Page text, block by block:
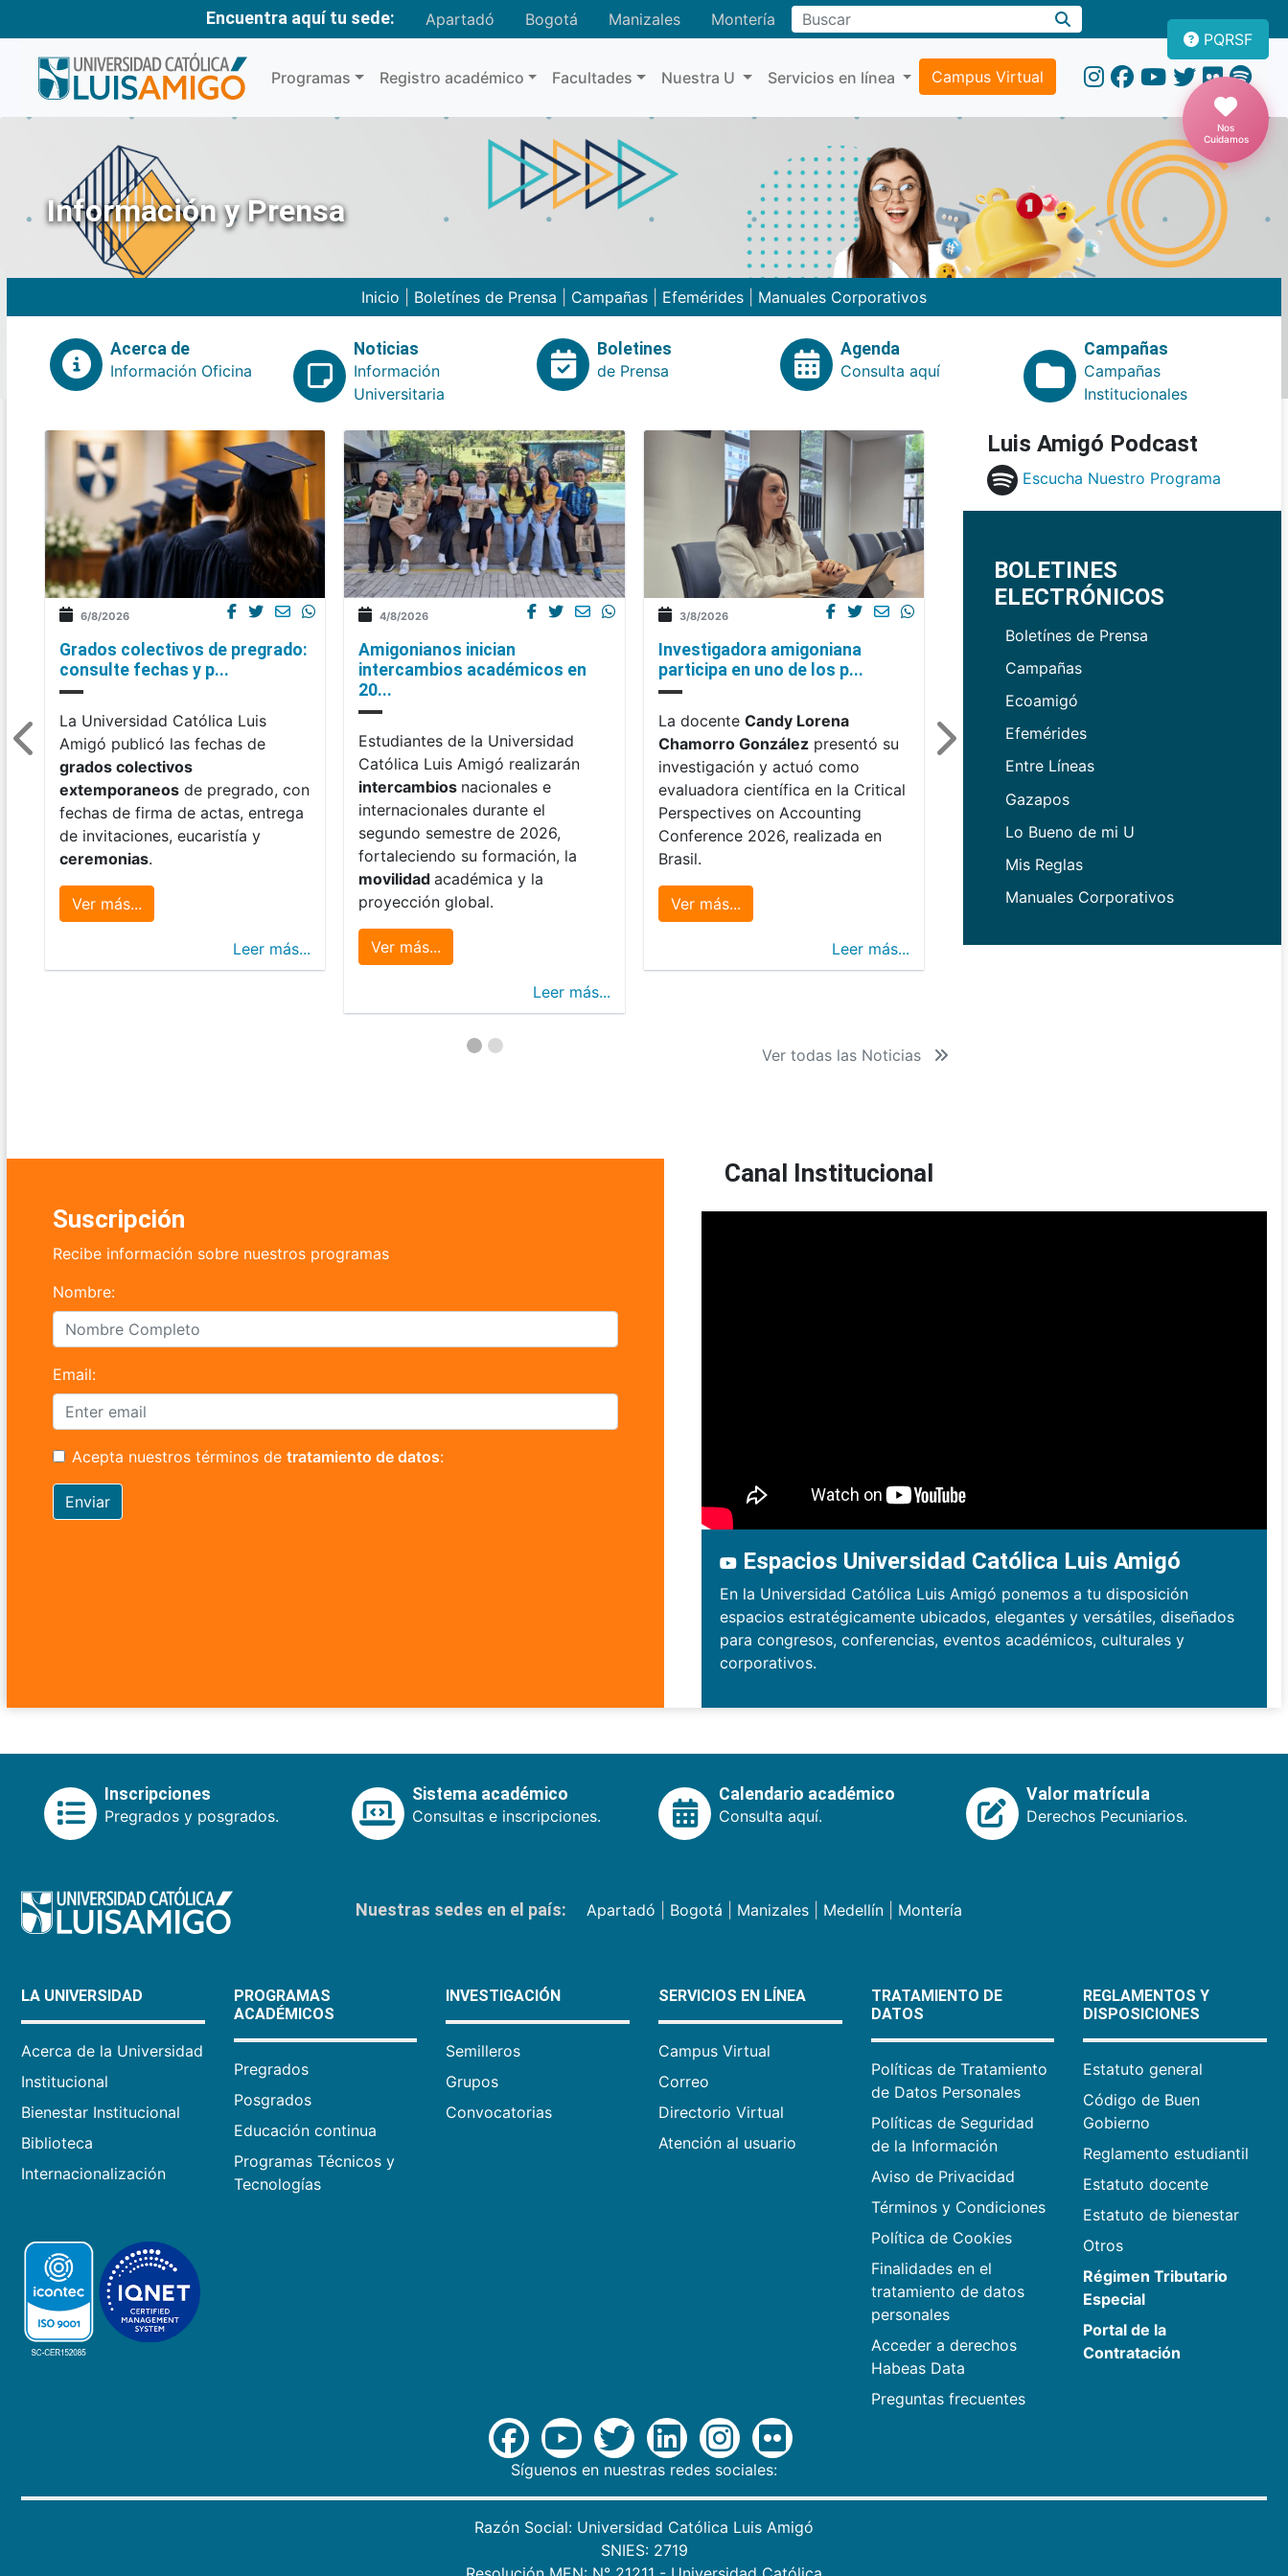
Encuentra aquí tu sede: Apartadó Bogotá Manizales MonteríaBuscar
Programas Registro académico Facultades Nuestra U Servicios en línea Campus Virtual
PQRSF
Nos
Cuidamos
Información y Prensa
Inicio Boletínes de Prensa Campañas Efemérides Manuales Corporativos
Acerca de
Información Oficina
Noticias
Información
Universitaria
Boletines
de Prensa
Agenda
Consulta aquí
Campañas
Campañas
Institucionales
6/8/2026
Grados colectivos de pregrado:
consulte fechas y p...
La Universidad Católica Luis
Amigó publicó las fechas de
grados colectivos
extemporaneos de pregrado, con
fechas de firma de actas, entrega
de invitaciones, eucaristía y
ceremonias.
Ver más...
Leer más...
4/8/2026
Amigonianos inician
intercambios académicos en
20...
Estudiantes de la Universidad
Católica Luis Amigó realizarán
intercambios nacionales e
internacionales durante el
segundo semestre de 2026,
fortaleciendo su formación, la
movilidadacadémica y la
proyección global.
Ver más...
Leer más...
3/8/2026
Investigadora amigoniana
participa en uno de los p...
La docente Candy Lorena
Chamorro Gonzálezpresentó su
investigación y actuó como
evaluadora científica en la Critical
Perspectives on Accounting
Conference 2026, realizada en
Brasil.
Ver más...
Leer más...
Ver todas las Noticias
Luis Amigó Podcast
Escucha Nuestro Programa
BOLETINES
ELECTRÓNICOS
Boletínes de Prensa
Campañas
Ecoamigó
Efemérides
Entre Líneas
Gazapos
Lo Bueno de mi U
Mis Reglas
Manuales Corporativos
Suscripción
Recibe información sobre nuestros programas
Nombre:
Email:
Acepta nuestros términos de tratamiento de datos:
Enviar
Canal Institucional
Espacios Universidad Católica Luis Amigó
En la Universidad Católica Luis Amigó ponemos a tu disposición
espacios estratégicamente ubicados, elegantes y versátiles, diseñados
para congresos, conferencias, eventos académicos, culturales y
corporativos.
Inscripciones
Pregrados y posgrados.
Sistema académico
Consultas e inscripciones.
Calendario académico
Consulta aquí.
Valor matrícula
Derechos Pecuniarios.
Nuestras sedes en el país: Apartadó Bogotá Manizales| Medellín| Montería
LA UNIVERSIDAD
Acerca de la Universidad
Institucional
Bienestar Institucional
Biblioteca
Internacionalización
PROGRAMAS
ACADÉMICOS
Pregrados
Posgrados
Educación continua
Programas Técnicos y
Tecnologías
INVESTIGACIÓN
Semilleros
Grupos
Convocatorias
SERVICIOS EN LÍNEA
Campus Virtual
Correo
Directorio Virtual
Atención al usuario
TRATAMIENTO DE
DATOS
Políticas de Tratamiento
de Datos Personales
Políticas de Seguridad
de la Información
Aviso de Privacidad
Términos y Condiciones
Política de Cookies
Finalidades en el
tratamiento de datos
personales
Acceder a derechos
Habeas Data
Preguntas frecuentes
REGLAMENTOS Y
DISPOSICIONES
Estatuto general
Código de Buen
Gobierno
Reglamento estudiantil
Estatuto docente
Estatuto de bienestar
Otros
Régimen Tributario
Especial
Portal de la
Contratación
Síguenos en nuestras redes sociales:
Razón Social: Universidad Católica Luis Amigó
SNIES: 2719